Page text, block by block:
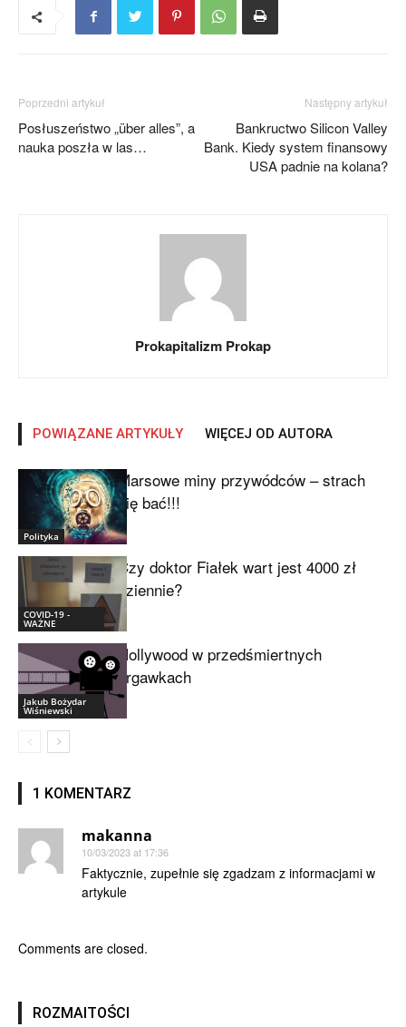
Poprzedni artykuł
Posłuszeństwo „über alles”, a
nauka poszła w las…
Następny artykuł
Bankructwo Silicon Valley
Bank. Kiedy system finansowy
USA padnie na kolana?
Prokapitalizm Prokap
POWIĄZANE ARTYKUŁY WIĘCEJ OD AUTORA
Polityka
Marsowe miny przywódców – strach
się bać!!!
COVID-19 -
WAŻNE
Czy doktor Fiałek wart jest 4000 zł
dziennie?
Jakub Bożydar
Wiśniewski
Hollywood w przedśmiertnych
drgawkach
1 KOMENTARZ
makanna
10/03/2023 at 17:36
Faktycznie, zupełnie się zgadzam z informacjami w
artykule
Comments are closed.
ROZMAITOŚCI